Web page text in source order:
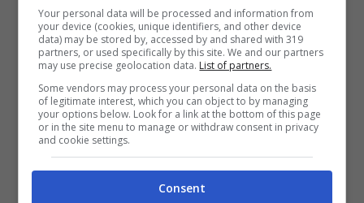
Your personal data will be processed and information from
your device (cookies, unique identifiers, and other device
data) may be stored by, accessed by and shared with 319
partners, or used specifically by this site. We and our partners
may use precise geolocation data. List of partners.
Some vendors may process your personal data on the basis
of legitimate interest, which you can object to by managing
your options below. Look for a link at the bottom of this page
or in the site menu to manage or withdraw consent in privacy
and cookie settings.
Consent